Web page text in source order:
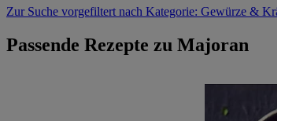
Zur Suche vorgefiltert nach Kategorie: Gewürze & Kräuter
Passende Rezepte zu Majoran